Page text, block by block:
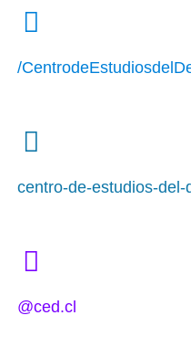
/
centro-de-estudios-del-
@ced.cl